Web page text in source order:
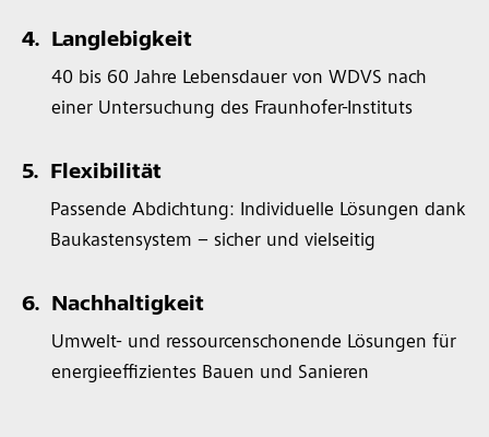
4. Langlebigkeit
40 bis 60 Jahre Lebensdauer von WDVS nach
einer Untersuchung des Fraunhofer-Instituts
5. Flexibilität
Passende Abdichtung: Individuelle Lösungen dank
Baukastensystem – sicher und vielseitig
6. Nachhaltigkeit
Umwelt- und ressourcenschonende Lösungen für
energieeffizientes Bauen und Sanieren